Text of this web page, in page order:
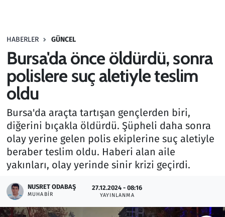
HABERLER GÜNCEL
Bursa'da önce öldürdü, sonra
polislere suç aletiyle teslim
oldu
Bursa'da araçta tartışan gençlerden biri,
diğerini bıçakla öldürdü. Şüpheli daha sonra
olay yerine gelen polis ekiplerine suç aletiyle
beraber teslim oldu. Haberi alan aile
yakınları, olay yerinde sinir krizi geçirdi.
NUSRET ODABAŞ
MUHABIR
27.12.2024 - 08:16
YAYINLANMA
Haber
Kültür Sanat
Kurumsal Haberler
Lezzet Durağı
Memur ve Kamu
Otomobil
Oyun